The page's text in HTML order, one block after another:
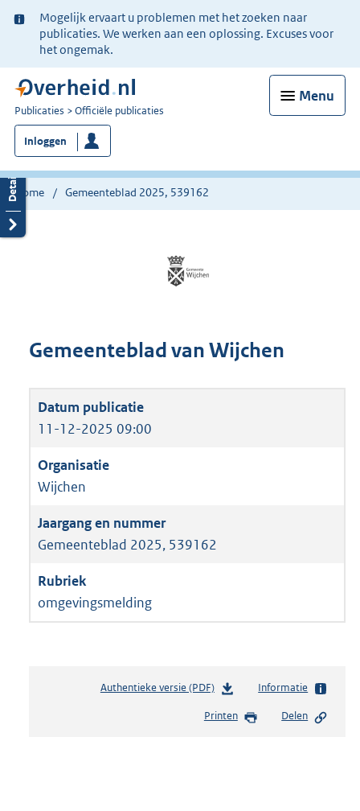
Ter
informatie:
Mogelijk ervaart u problemen met het zoeken naar
publicaties. We werken aan een oplossing. Excuses voor
het ongemak.
Menu
U
bent
nu
hier:
Publicaties Officiële publicaties
Inloggen
Home Gemeenteblad 2025, 539162
Gemeenteblad van Wijchen
11-12-2025 09:00
Wijchen
Gemeenteblad 2025, 539162
omgevingsmelding
Authentieke versie (PDF)b
s
Informatie
Printen Delen